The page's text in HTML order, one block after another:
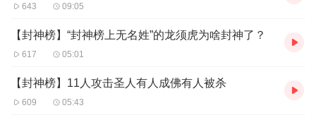
643 09:05
【封神榜】“封神榜上无名姓”的龙须虎为啥封神了？
617 05:01
【封神榜】11人攻击圣人有人成佛有人被杀
609 05:43